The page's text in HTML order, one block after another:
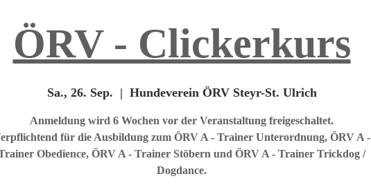
ÖRV - Clickerkurs
Sa., 26. Sep.
  |
Hundeverein ÖRV Steyr-St. Ulrich
Anmeldung wird 6 Wochen vor der Veranstaltung freigeschaltet.
für die Ausbildung zum ÖRV A - Trainer Unterordnung, ÖRV A -
Obedience, ÖRV A - Trainer Stöbern und ÖRV A - Trainer Trickdog /
Dogdance.